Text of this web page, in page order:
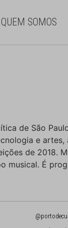
QUEM SOMOS
de São
e
de 2018.
musical. É